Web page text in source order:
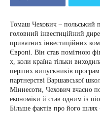
Томаш Чехович – польський
головний інвестиційний
приватних інвестиційних
Європі. Він став помітною
х, коли країна тільки
перших випускників
партнерстві Варшавської
Міннесоти, Чехович вчасно
економіки й став одним із
Більше фактів про його шлях